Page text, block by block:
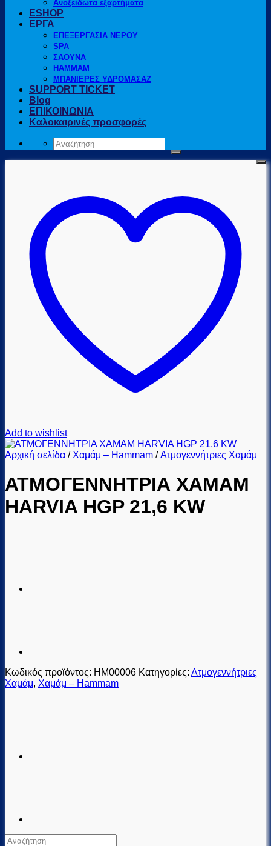
Ανοξείδωτα εξαρτήματα
ESHOP
ΕΡΓΑ
ΕΠΕΞΕΡΓΑΣΙΑ ΝΕΡΟΥ
SPA
ΣΑΟΥΝΑ
HAMMAM
ΜΠΑΝΙΕΡΕΣ ΥΔΡΟΜΑΣΑΖ
SUPPORT TICKET
Blog
ΕΠΙΚΟΙΝΩΝΙΑ
Καλοκαιρινές προσφορές
Αναζήτηση
για:
Add to wishlist
Αρχική σελίδα / Χαμάμ – Hammam / Ατμογεννήτριες Χαμάμ
ΑΤΜΟΓΕΝΝΗΤΡΙΑ ΧΑΜΑΜ
HARVIA HGP 21,6 KW
Κωδικός προϊόντος: HM00006 Κατηγορίες: Ατμογεννήτριες
Χαμάμ, Χαμάμ – Hammam